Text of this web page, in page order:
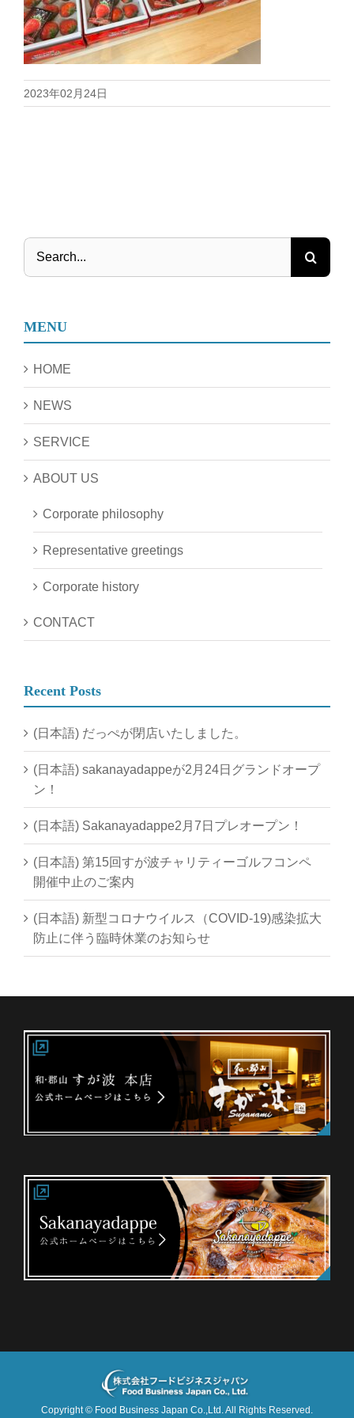
2023年02月24日
Search
MENU
HOME
NEWS
SERVICE
ABOUT US
Corporate philosophy
Representative greetings
Corporate history
CONTACT
Recent Posts
(日本語) だっぺが閉店いたしました。
(日本語) sakanayadappeが2月24日グランドオープ
ン！
(日本語) Sakanayadappe2月7日プレオープン！
(日本語) 第15回すが波チャリティーゴルフコンペ
開催中止のご案内
(日本語) 新型コロナウイルス（COVID-19)感染拡大
防止に伴う臨時休業のお知らせ
Copyright © Food Business Japan Co.,Ltd.All Rights Reserved.